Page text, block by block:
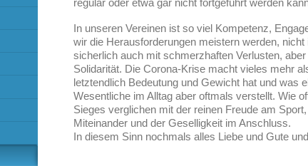
regulär oder etwa gar nicht fortgeführt werden
In unseren Vereinen ist so viel Kompetenz,
wir die Herausforderungen meistern werden,
sicherlich auch mit schmerzhaften Verlusten,
Solidarität. Die Corona-Krise macht vieles mehr
letztendlich Bedeutung und Gewicht hat und was
Wesentliche im Alltag aber oftmals verstellt. Wie
Sieges verglichen mit der reinen Freude am
Miteinander und der Geselligkeit im Anschluss.
In diesem Sinn nochmals alles Liebe und Gute